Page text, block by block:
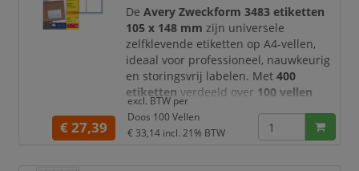
Dankzij het formaat
DeAvery Zweckform 3483 etiketten
105 x 148 mm zijn universele
zelfklevende etiketten op A4-vellen,
ideaal voor professioneel, nauwkeurig
en storingsvrij labelen. Met400
etiketten verdeeld over 100 vellen
beschikt u over een praktische
voorraad voor kantoor, administratie,
verzending, archivering,
€ 27,39
excl. BTW per
Doos 100 Vellen
€ 33,14 incl. 21% BTW